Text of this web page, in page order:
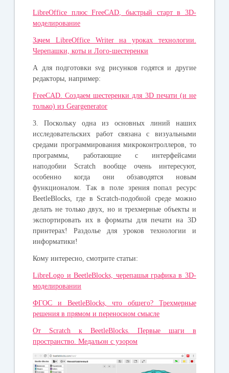
LibreOffice плюс FreeCAD, быстрый старт в 3D-
моделирование
Зачем LibreOffice Writer на уроках технологии.
Черепашки, коты и Лого-шестеренки
А для подготовки svg рисунков годятся и другие
редакторы, например:
FreeCAD. Создаем шестеренки для 3D печати (и не
только) из Geargenerator
3. Поскольку одна из основных линий наших
исследовательских работ связана с визуальными
средами программирования микроконтроллеров, то
программы, работающие с интерфейсами
наподобии Scratch вообще очень интересуют,
особенно когда они обзаводятся новым
функционалом. Так в поле зрения попал ресурс
BeetleBlocks, где в Scratch-подобной среде можно
делать не только двух, но и трехмерные объекты и
экспортировать их в форматы для печати на 3D
принтерах! Раздолье для уроков технологии и
информатики!
Кому интересно, смотрите статьи:
LibreLogo и BeetleBlocks, черепашья графика в 3D-
моделировании
ФГОС и BeetleBlocks, что общего? Трехмерные
решения в прямом и переносном смысле
От Scratch к BeetleBlocks. Первые шаги в
пространство. Медальон с узором